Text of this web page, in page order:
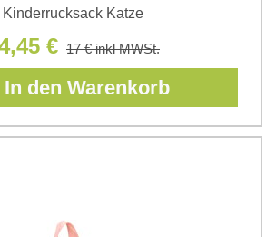
Kinderrucksack Katze
€ 17 €inkl MWSt.
den Warenkorb